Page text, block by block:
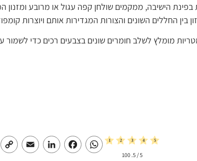
הישיבה, ממקמים שולחן קפה עגול או מרובע ומזנון
בין החללים השונים והצורות המגדירות אותם ויוצרות
מומלץ לשלב חומרים שונים בצבעים רכים כדי לשמור
5
/ 5.
100
WhatsApp
Facebook
LinkedIn
Email